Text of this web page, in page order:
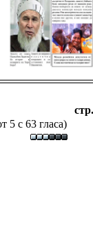
5 с 63 гласа)